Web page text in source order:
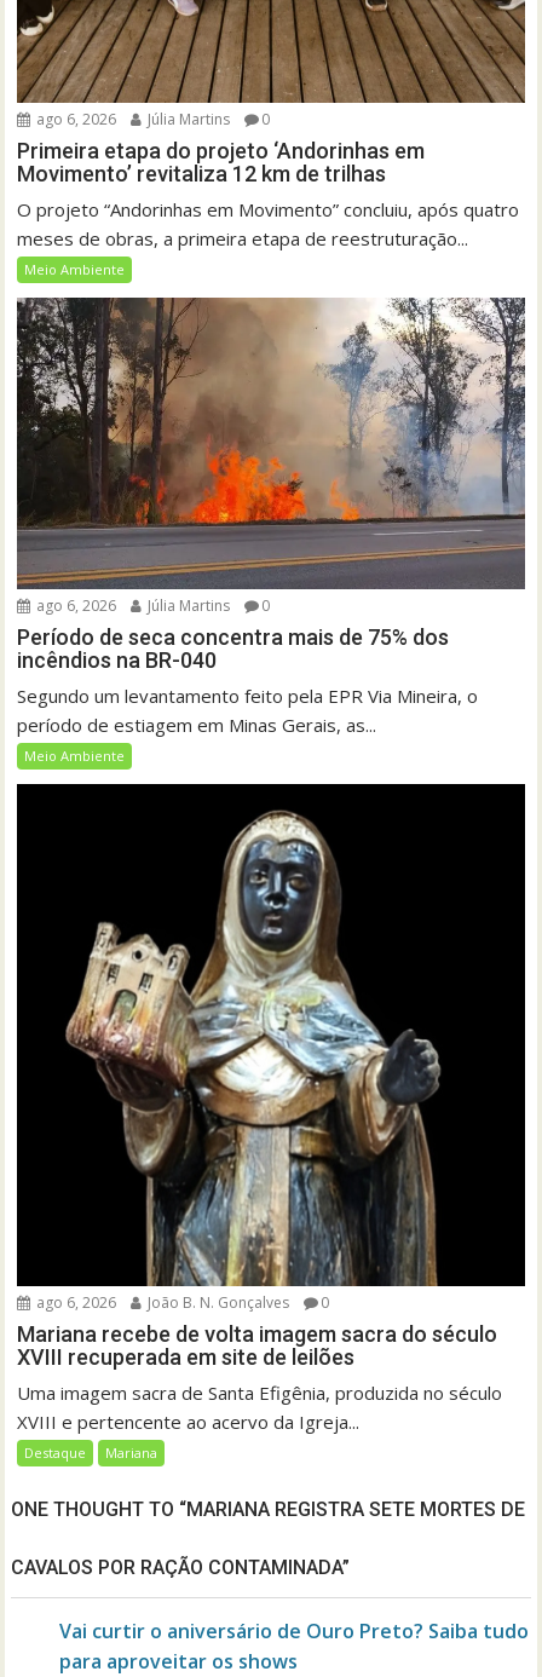
ago 6, 2026 Júlia Martins 0
Primeira etapa do projeto ‘Andorinhas em
Movimento’ revitaliza 12 km de trilhas
O projeto “Andorinhas em Movimento” concluiu, após quatro
meses de obras, a primeira etapa de reestruturação...
Meio Ambiente
ago 6, 2026 Júlia Martins 0
Período de seca concentra mais de 75% dos
incêndios na BR-040
Segundo um levantamento feito pela EPR Via Mineira, o
período de estiagem em Minas Gerais, as...
Meio Ambiente
ago 6, 2026 João B. N. Gonçalves 0
Mariana recebe de volta imagem sacra do século
XVIII recuperada em site de leilões
Uma imagem sacra de Santa Efigênia, produzida no século
XVIII e pertencente ao acervo da Igreja...
Destaque Mariana
ONE THOUGHT TO “MARIANA REGISTRA SETE MORTES DE
CAVALOS POR RAÇÃO CONTAMINADA”
Vai curtir o aniversário de Ouro Preto? Saiba tudo
para aproveitar os shows